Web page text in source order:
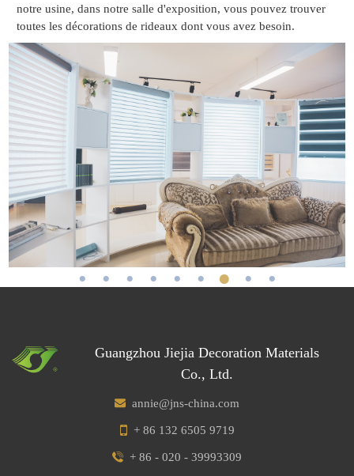
notre usine, dans notre salle d'exposition, vous pouvez trouver
toutes les décorations de rideaux dont vous avez besoin.
Guangzhou Jiejia Decoration Materials
Co., Ltd.
annie@jns-china.com
+ 86 132 6505 9719
+ 86 - 020 - 39993309